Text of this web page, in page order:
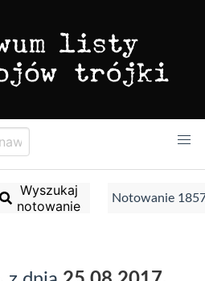
Wyszukaj
notowanie
Notowanie